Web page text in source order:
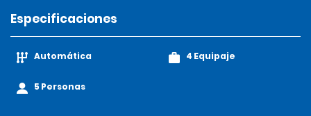
Especificaciones
Automática
5 Personas
4 Equipaje